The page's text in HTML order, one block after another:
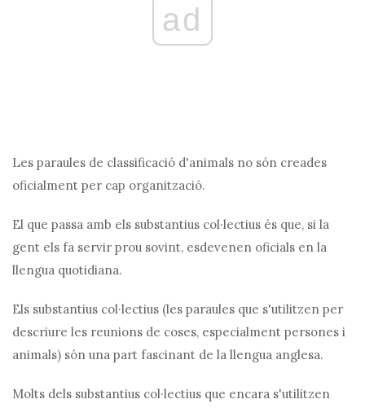
ad
Les paraules de classificació d'animals no són creades
oficialment per cap organització.
El que passa amb els substantius col·lectius és que, si la
gent els fa servir prou sovint, esdevenen oficials en la
llengua quotidiana.
Els substantius col·lectius (les paraules que s'utilitzen per
descriure les reunions de coses, especialment persones i
animals) són una part fascinant de la llengua anglesa.
Molts dels substantius col·lectius que encara s'utilitzen